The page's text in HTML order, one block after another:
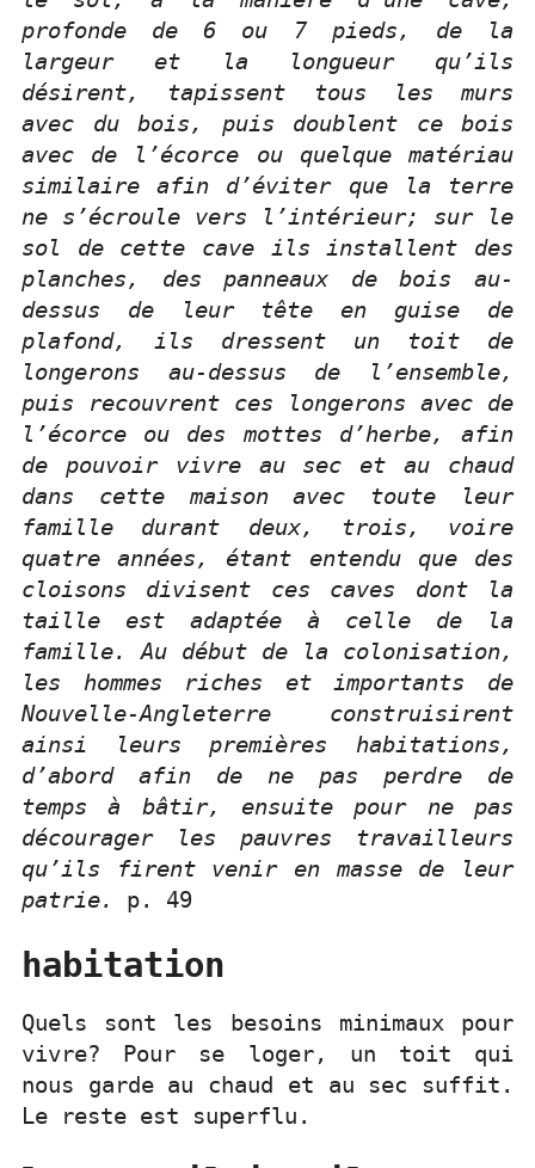
profonde de 6 ou 7 pieds, de la
largeur et la longueur qu’ils
désirent, tapissent tous les murs
avec du bois, puis doublent ce bois
avec de l’écorce ou quelque matériau
similaire afin d’éviter que la terre
ne s’écroule vers l’intérieur; sur le
sol de cette cave ils installent des
planches, des panneaux de bois au-
dessus de leur tête en guise de
plafond, ils dressent un toit de
longerons au-dessus de l’ensemble,
puis recouvrent ces longerons avec de
l’écorce ou des mottes d’herbe, afin
de pouvoir vivre au sec et au chaud
dans cette maison avec toute leur
famille durant deux, trois, voire
quatre années, étant entendu que des
cloisons divisent ces caves dont la
taille est adaptée à celle de la
famille. Au début de la colonisation,
les hommes riches et importants de
Nouvelle-Angleterre construisirent
ainsi leurs premières habitations,
d’abord afin de ne pas perdre de
temps à bâtir, ensuite pour ne pas
décourager les pauvres travailleurs
qu’ils firent venir en masse de leur
patrie.
p. 49
habitation
Quels sont les besoins minimaux pour
vivre? Pour se loger, un toit qui
nous garde au chaud et au sec suffit.
Le reste est superflu.